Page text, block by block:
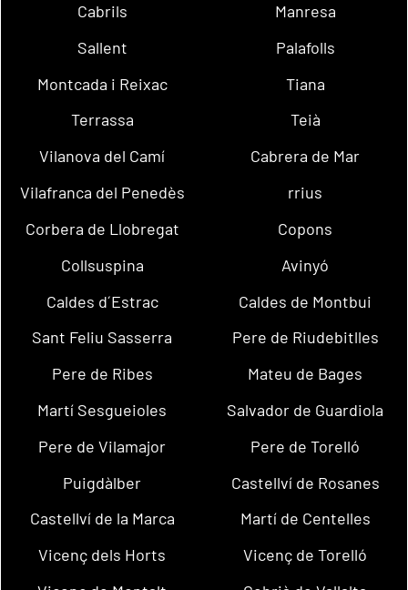
Cabrils
Manresa
Sallent
Palafolls
Montcada i Reixac
Tiana
Terrassa
Teià
Vilanova del Camí
Cabrera de Mar
Vilafranca del Penedès
rrius
Corbera de Llobregat
Copons
Collsuspina
Avinyó
Caldes d´Estrac
Caldes de Montbui
Sant Feliu Sasserra
Pere de Riudebitlles
Pere de Ribes
Mateu de Bages
Martí Sesgueioles
Salvador de Guardiola
Pere de Vilamajor
Pere de Torelló
Puigdàlber
Castellví de Rosanes
Castellví de la Marca
Martí de Centelles
Vicenç dels Horts
Vicenç de Torelló